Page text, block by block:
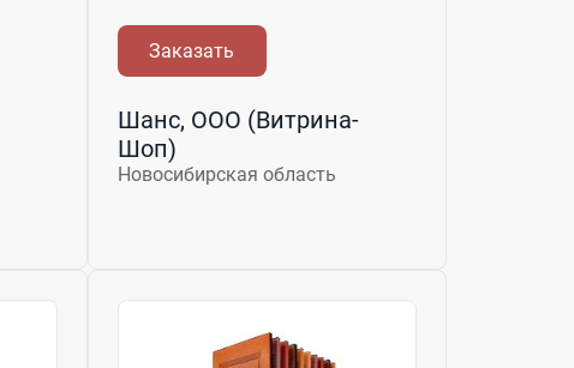
Заказать
Шанс, ООО (Витрина-
Шоп)
Новосибирская область